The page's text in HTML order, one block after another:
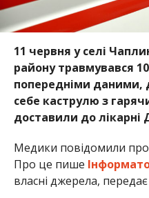
У малюка діагностували
клітини, лівого плеча та
Дніпро звернувся до
Дніпропетровської
очікують на нього.
Раніше ми повідомили
Дніпропетровщині
загинула 3-річна